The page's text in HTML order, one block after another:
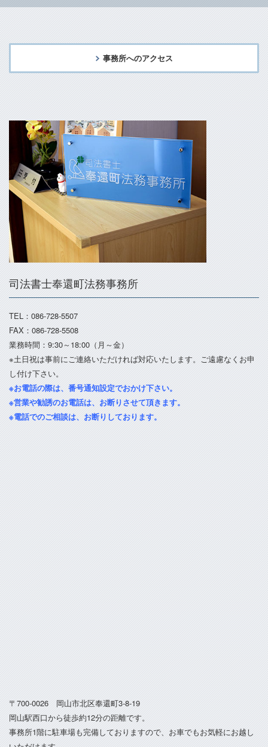
事務所へのアクセス
司法書士奉還町法務事務所
TEL：086-728-5507
FAX：086-728-5508
業務時間：9:30～18:00（月～金）
※土日祝は事前にご連絡いただければ対応いたします。ご遠慮なくお申
し付け下さい。
※お電話の際は、番号通知設定でおかけ下さい。
※営業や勧誘のお電話は、お断りさせて頂きます。
※電話でのご相談は、お断りしております。
〒700-0026 岡山市北区奉還町3-8-19
岡山駅西口から徒歩約12分の距離です。
事務所1階に駐車場も完備しておりますので、お車でもお気軽にお越し